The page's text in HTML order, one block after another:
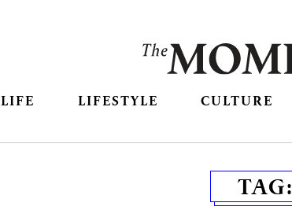
LIFE LIFESTYLE CULTURE
TAG: